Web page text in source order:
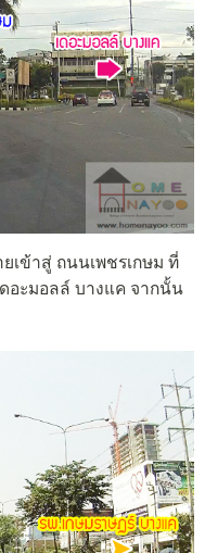
เข้าสู่ ถนนเพชรเกษม ที่
อะมอลล์ บางแค จากนั้น